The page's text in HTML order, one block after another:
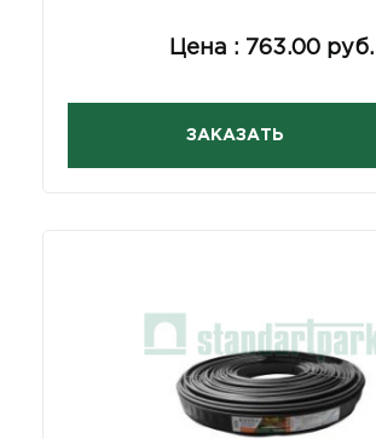
Цена : 763.00 руб.
ЗАКАЗАТЬ